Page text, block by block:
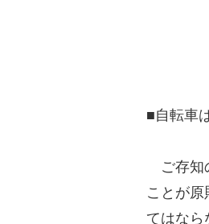
■自転車
ご存知
ことが原
てはなら